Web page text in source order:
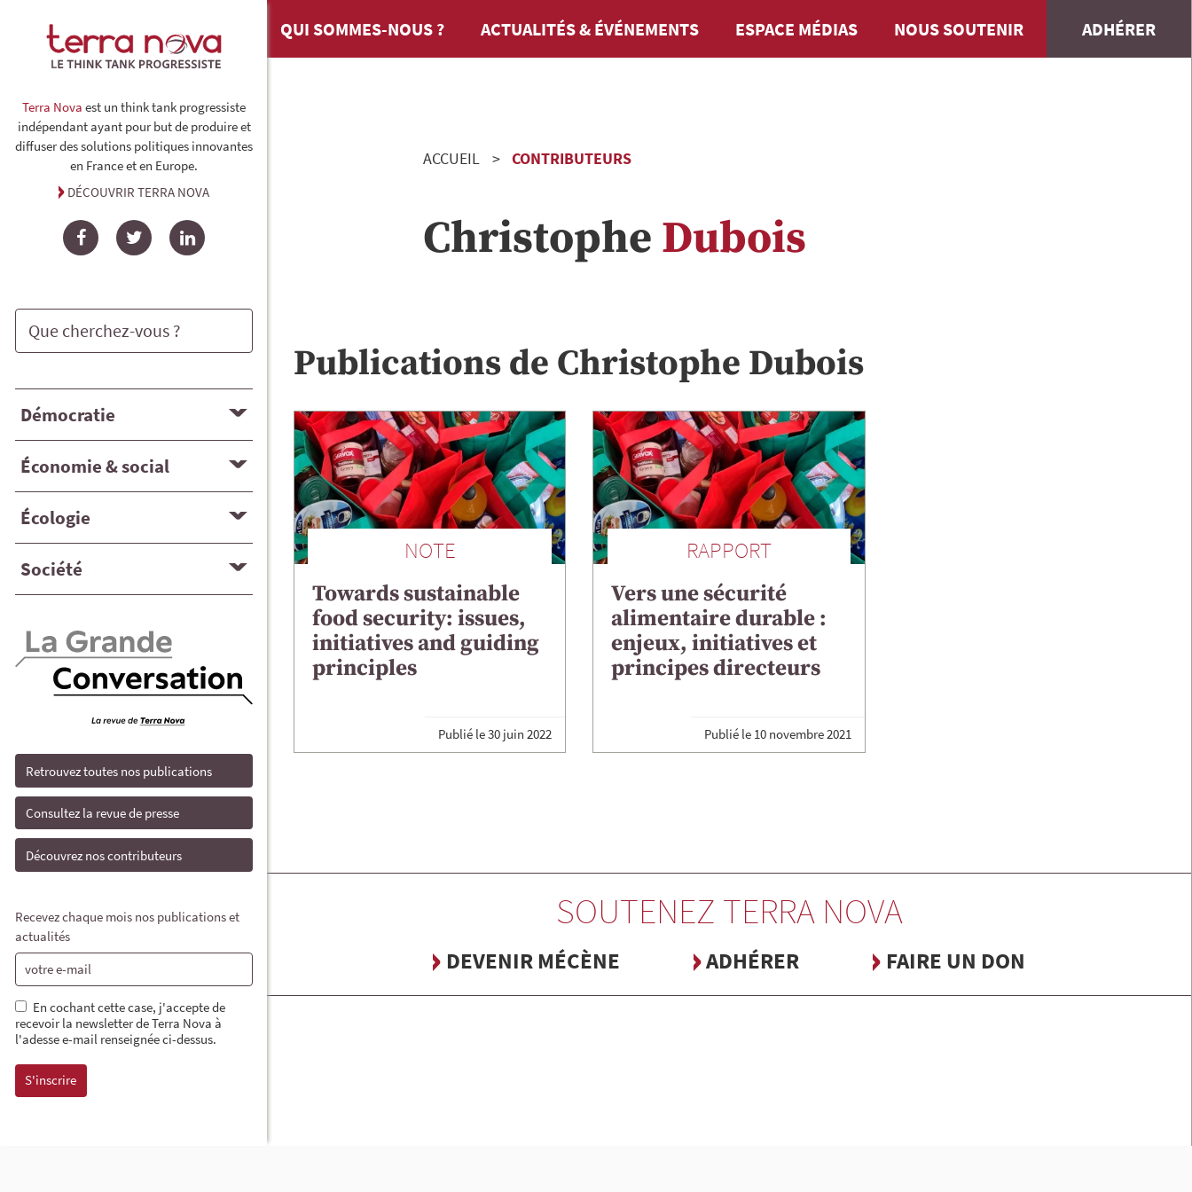
Terra Nova est un think tank progressiste
indépendant ayant pour but de produire et
diffuser des solutions politiques innovantes
en France et en Europe.
DÉCOUVRIR TERRA NOVA
FacebookTwitterLinkedIn
Démocratie
Économie & social
Écologie
Société
Retrouvez toutes nos publications
Consultez la revue de presse
Découvrez nos contributeurs
Recevez chaque mois nos publications et
actualités
En cochant cette case, j'accepte de
recevoir la newsletter de Terra Nova à
l'adesse e-mail renseignée ci-dessus.
QUI SOMMES-NOUS ? ACTUALITÉS & ÉVÉNEMENTS ESPACE MÉDIAS NOUS SOUTENIR ADHÉRER
ACCUEIL CONTRIBUTEURS
Christophe Dubois
Publications de Christophe Dubois
NOTE
Towards sustainable
food security: issues,
initiatives and guiding
principles
Publié le30 juin 2022
RAPPORT
Vers une sécurité
alimentaire durable :
enjeux, initiatives et
principes directeurs
Publié le 10 novembre 2021
SOUTENEZ TERRA NOVA
DEVENIR MÉCÈNE ADHÉRER FAIRE UN DON